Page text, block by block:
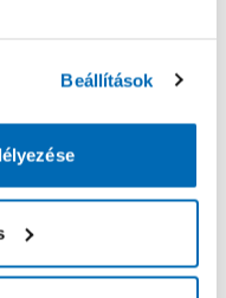
Beállítások